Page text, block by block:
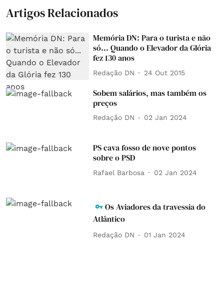
Artigos Relacionados
Memória DN: Para o turista e não
só... Quando o Elevador da Glória
fez 130 anos
Redação DN 24 Out 2015
Sobem salários, mas também os
preços
Redação DN 02 Jan 2024
PS cava fosso de nove pontos
sobre o PSD
Rafael Barbosa 02 Jan 2024
Os Aviadores da travessia do
Atlântico
Redação DN 01 Jan 2024